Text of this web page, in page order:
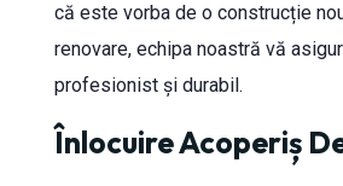
că este vorba de o construcție
renovare, echipa noastră vă
profesionist și durabil.
Înlocuire Acoperiș